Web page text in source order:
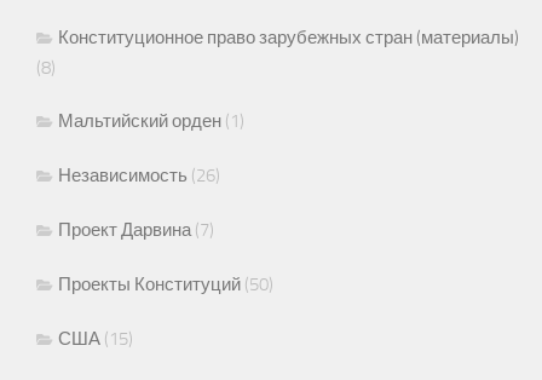
Конституционное право зарубежных стран (материалы)
(8)
Мальтийский орден (1)
Независимость (26)
Проект Дарвина(7)
Проекты Конституций (50)
США (15)